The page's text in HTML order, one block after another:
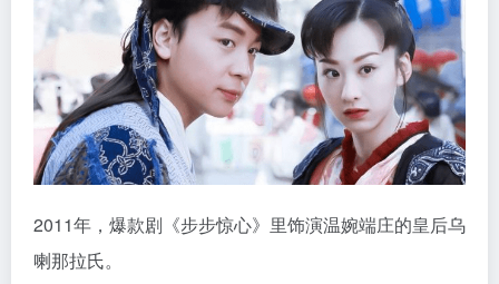
2011年，爆款剧《步步惊心》里饰演温婉端庄的皇后乌
喇那拉氏。